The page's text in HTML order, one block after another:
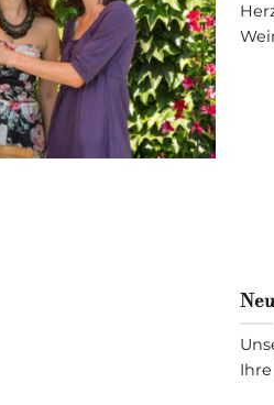
Ihre